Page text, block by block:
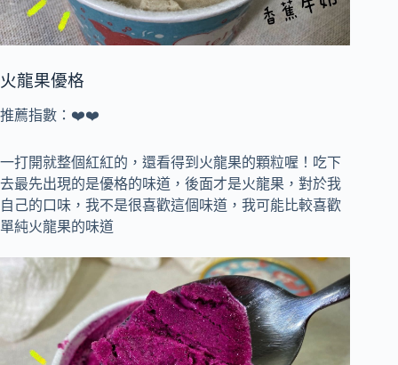
火龍果優格
推薦指數：❤️❤️
一打開就整個紅紅的，還看得到火龍果的顆粒喔！吃下
去最先出現的是優格的味道，後面才是火龍果，對於我
自己的口味，我不是很喜歡這個味道，我可能比較喜歡
單純火龍果的味道